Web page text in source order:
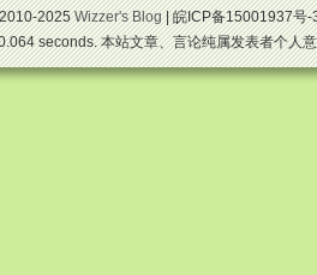
2025Wizzer's Blog| 皖ICP备15001937号
seconds. 本站文章、言论纯属发表者个人